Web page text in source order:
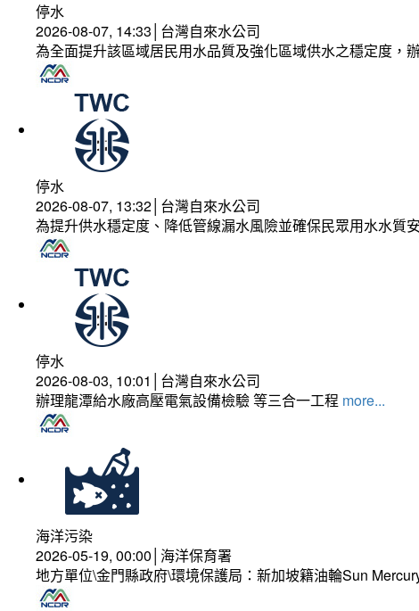
停水
2026-08-07, 14:33│台灣自來水公司
為全面提升該區域居民用水品質及強化區域供水之穩定度，
停水
2026-08-07, 13:32│台灣自來水公司
為提升供水穩定度、降低管線漏水風險並確保民眾用水水質
停水
2026-08-03, 10:01│台灣自來水公司
辦理龍潭給水廠高壓電氣設備檢驗 等三合一工程 more...
海洋污染
2026-05-19, 00:00│海洋保育署
地方單位\金門縣政府\環境保護局：新加坡籍油輪Sun